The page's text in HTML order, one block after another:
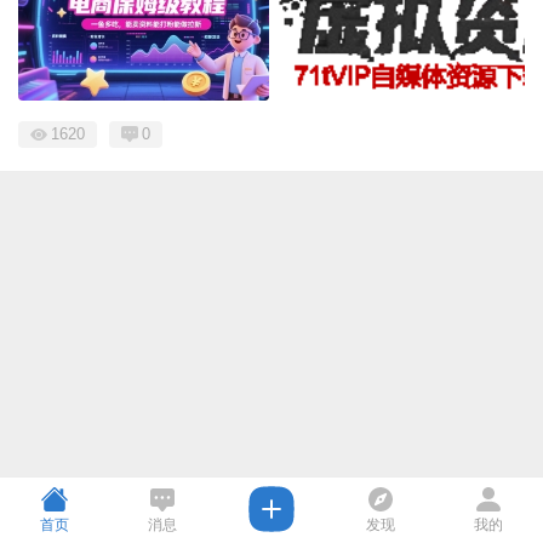
1620 0
首页 消息 发现 我的